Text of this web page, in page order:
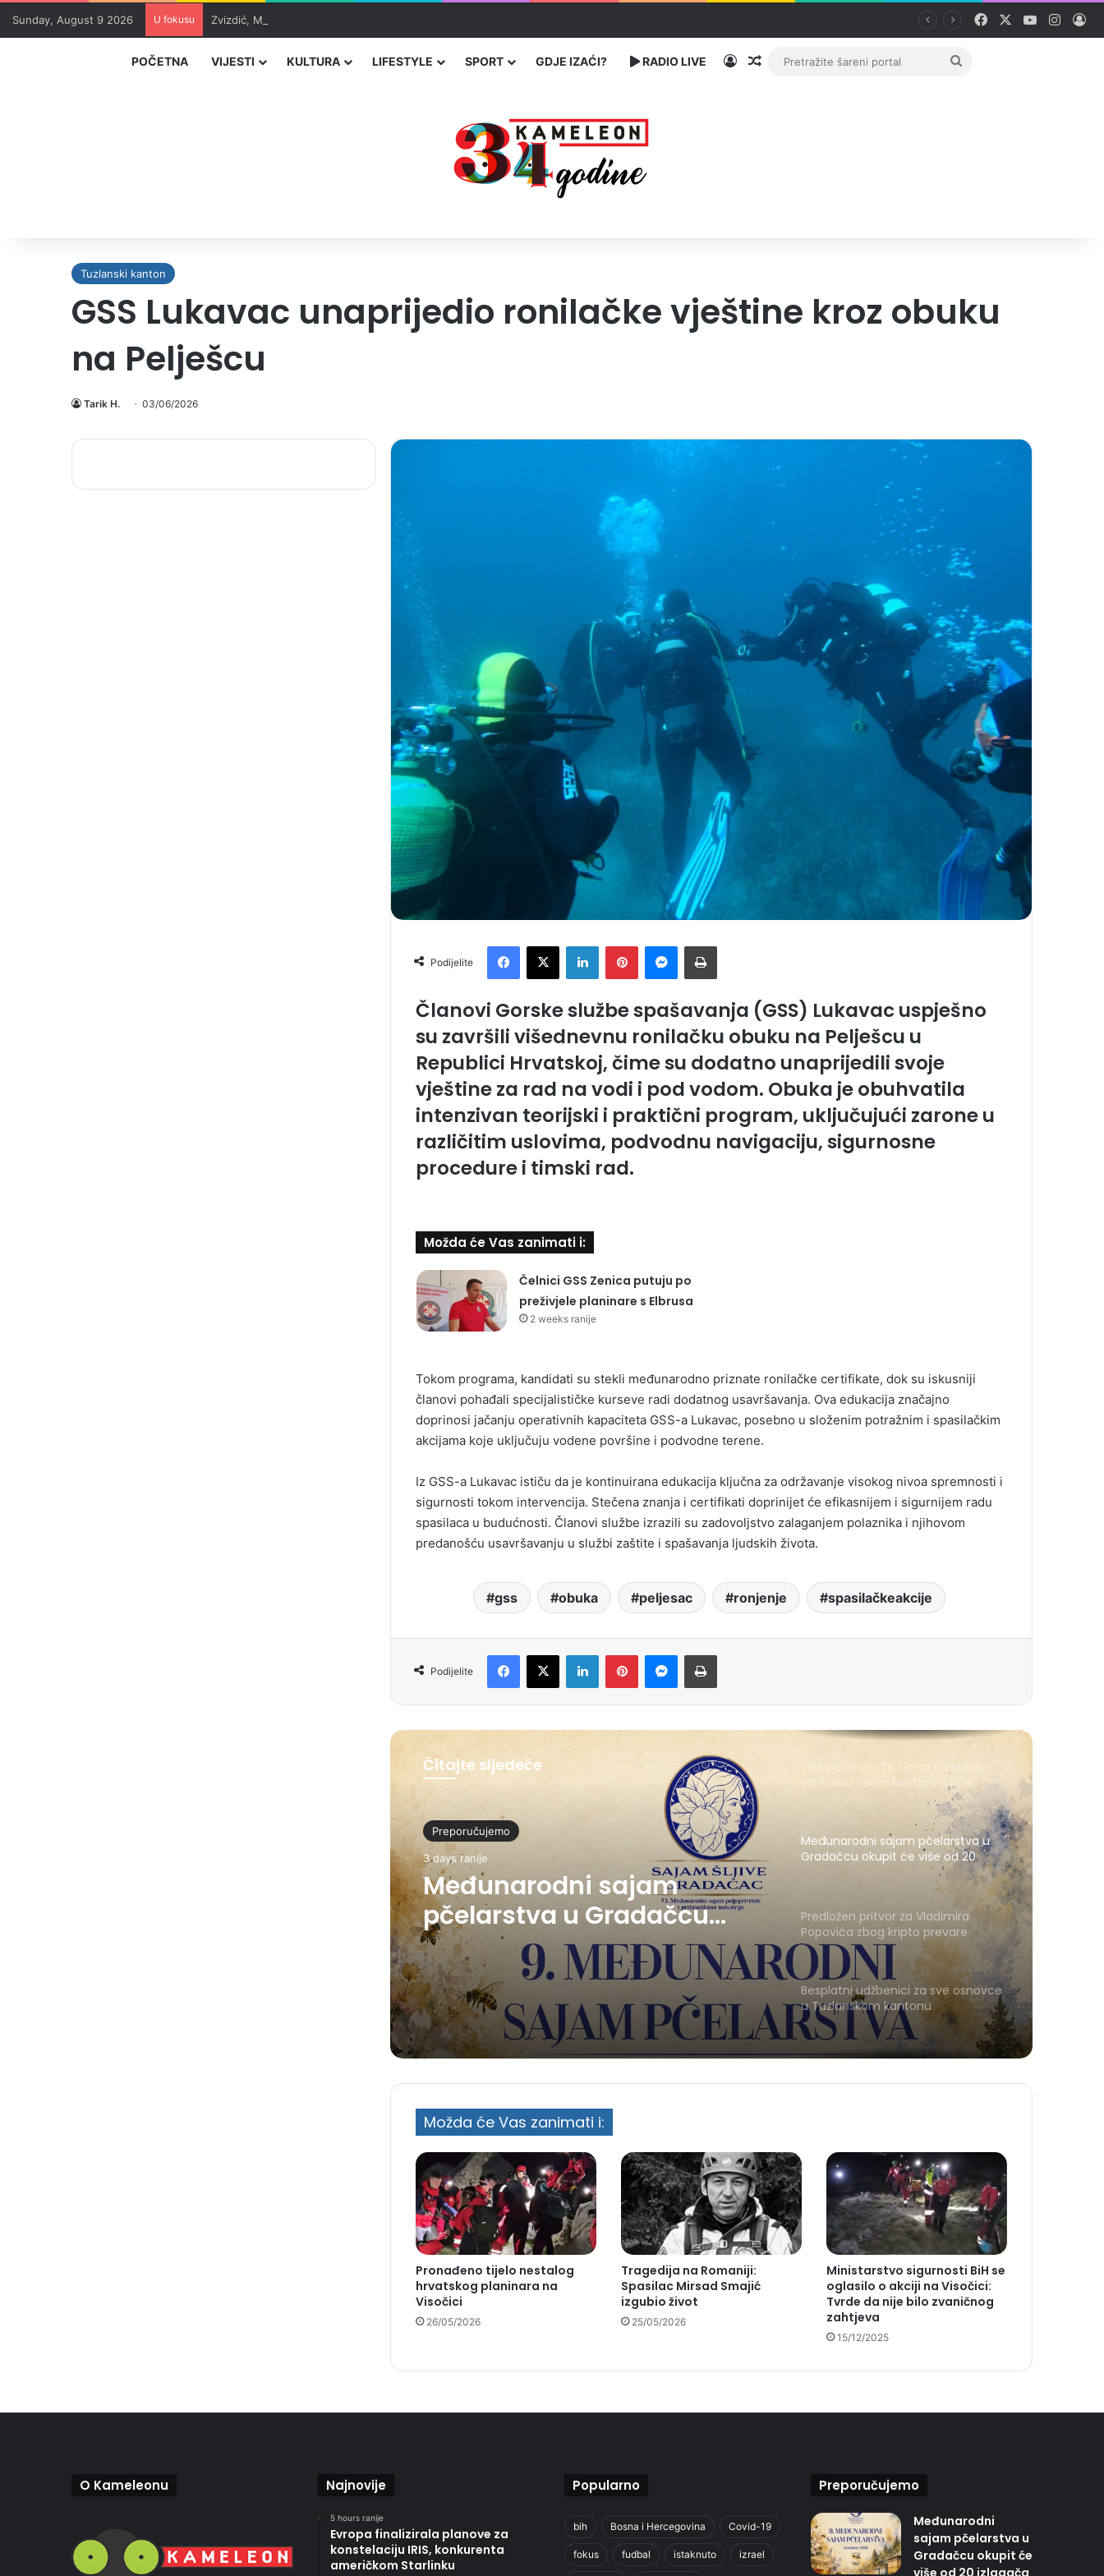
Sunday, August 9 2026 U fokusu Zvizdić, Magazinović i Kojović traže poseban status za Memorijalni centar Srebrenica Facebook YouTube
POČETNA VIJESTI KULTURA LIFESTYLE SPORT GDJE IZAĆI? RADIO LIVE PrijavaRandom članak
Pretražite
Tuzlanski kanton
GSS Lukavac unaprijedio ronilačke vještine kroz obuku
na Pelješcu
Tarik H. 03/06/2026
Podijelite
Članovi Gorske službe spašavanja (GSS) Lukavac uspješno
su završili višednevnu ronilačku obuku na Pelješcu u
Republici Hrvatskoj, čime su dodatno unaprijedili svoje
vještine za rad na vodi i pod vodom. Obuka je obuhvatila
intenzivan teorijski i praktični program, uključujući zarone u
različitim uslovima, podvodnu navigaciju, sigurnosne
procedure i timski rad.
Možda će Vas zanimati i:
Čelnici GSS Zenica putuju po
preživjele planinare s Elbrusa
2 weeks ranije
Tokom programa, kandidati su stekli međunarodno priznate ronilačke certifikate, dok su iskusniji
članovi pohađali specijalističke kurseve radi dodatnog usavršavanja. Ova edukacija značajno
doprinosi jačanju operativnih kapaciteta GSS-a Lukavac, posebno u složenim potražnim i spasilačkim
akcijama koje uključuju vodene površine i podvodne terene.
Iz GSS-a Lukavac ističu da je kontinuirana edukacija ključna za održavanje visokog nivoa spremnosti i
sigurnosti tokom intervencija. Stečena znanja i certifikati doprinijet će efikasnijem i sigurnijem radu
spasilaca u budućnosti. Članovi službe izrazili su zadovoljstvo zalaganjem polaznika i njihovom
predanošću usavršavanju u službi zaštite i spašavanja ljudskih života.
gss obuka peljesac ronjenje spasilačkeakcije
Podijelite
Čitajte sljedeće
Preporučujemo
3 days ranije
Međunarodni sajam
pčelarstva u Gradačcu
okupit će više od 20
izlagača iz pet zemalja
Više požara u TK: Vatra u Kladnju
zahvatila osam hektara šume
Međunarodni sajam pčelarstva u
Gradačcu okupit će više od 20
izlagača iz pet zemalja
Predložen pritvor za Vladimira
Popovića zbog kripto prevare
Besplatni udžbenici za sve osnovce
u Tuzlanskom kantonu
Možda će Vas zanimati i:
Pronađeno tijelo nestalog
hrvatskog planinara na
Visočici
26/05/2026
Tragedija na Romaniji:
Spasilac Mirsad Smajić
izgubio život
25/05/2026
Ministarstvo sigurnosti BiH se
oglasilo o akciji na Visočici:
Tvrde da nije bilo zvaničnog
zahtjeva
15/12/2025
O Kameleonu Najnovije
5 hours ranije
Evropa finalizirala planove za
konstelaciju IRIS, konkurenta
američkom Starlinku
Popularno
bih Bosna i Hercegovina Covid-19
fokus fudbal istaknuto izrael
Preporučujemo
Međunarodni
sajam pčelarstva u
Gradačcu okupit će
više od 20 izlagača